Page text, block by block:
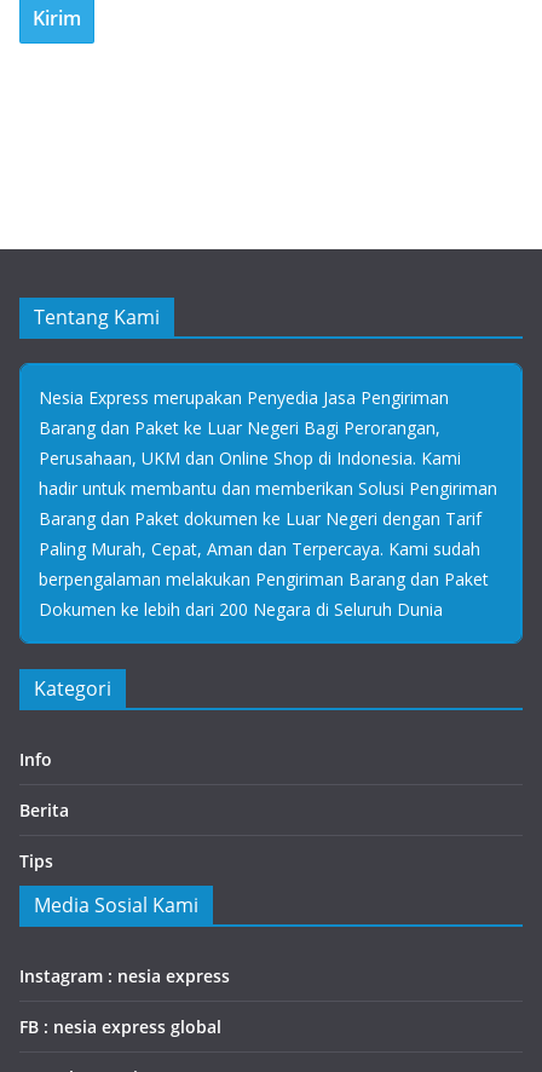
Tentang Kami
Nesia Express merupakan Penyedia Jasa Pengiriman
Barang dan Paket ke Luar Negeri Bagi Perorangan,
Perusahaan, UKM dan Online Shop di Indonesia. Kami
hadir untuk membantu dan memberikan Solusi Pengiriman
Barang dan Paket dokumen ke Luar Negeri dengan Tarif
Paling Murah, Cepat, Aman dan Terpercaya. Kami sudah
berpengalaman melakukan Pengiriman Barang dan Paket
Dokumen ke lebih dari 200 Negara di Seluruh Dunia
Kategori
Info
Berita
Tips
Media Sosial Kami
Instagram : nesia express
FB : nesia express global